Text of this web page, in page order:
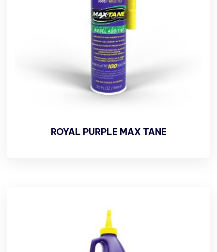
ROYAL PURPLE MAX TANE